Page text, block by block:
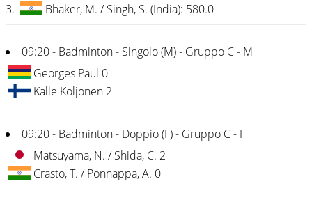
3.
Bhaker, M. / Singh, S. (India): 580.0
09:20 - Badminton - Singolo (M) - Gruppo C - M
Georges Paul 0
Kalle Koljonen 2
09:20 - Badminton - Doppio (F) - Gruppo C - F
Matsuyama, N. / Shida, C. 2
Crasto, T. / Ponnappa, A. 0